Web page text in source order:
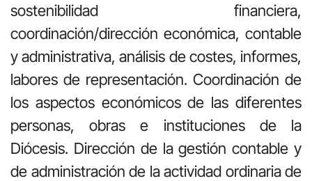
sostenibilidad financiera,
coordinación/dirección económica, contable
y administrativa, análisis de costes, informes,
labores de representación. Coordinación de
los aspectos económicos de las diferentes
personas, obras e instituciones de la
Diócesis. Dirección de la gestión contable y
de administración de la actividad ordinaria de